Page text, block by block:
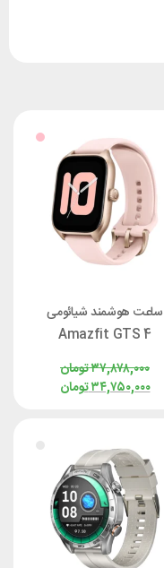
ساعت هوشمند شیائومی
Amazfit GTS 4
تومان۳۷,۸۷۸,۰۰۰
تومان۳۴,۷۵۰,۰۰۰